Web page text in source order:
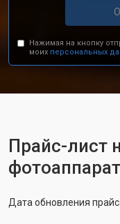
Нажимая на кнопку
моих персональных
Прайс-лист
Дата обновления